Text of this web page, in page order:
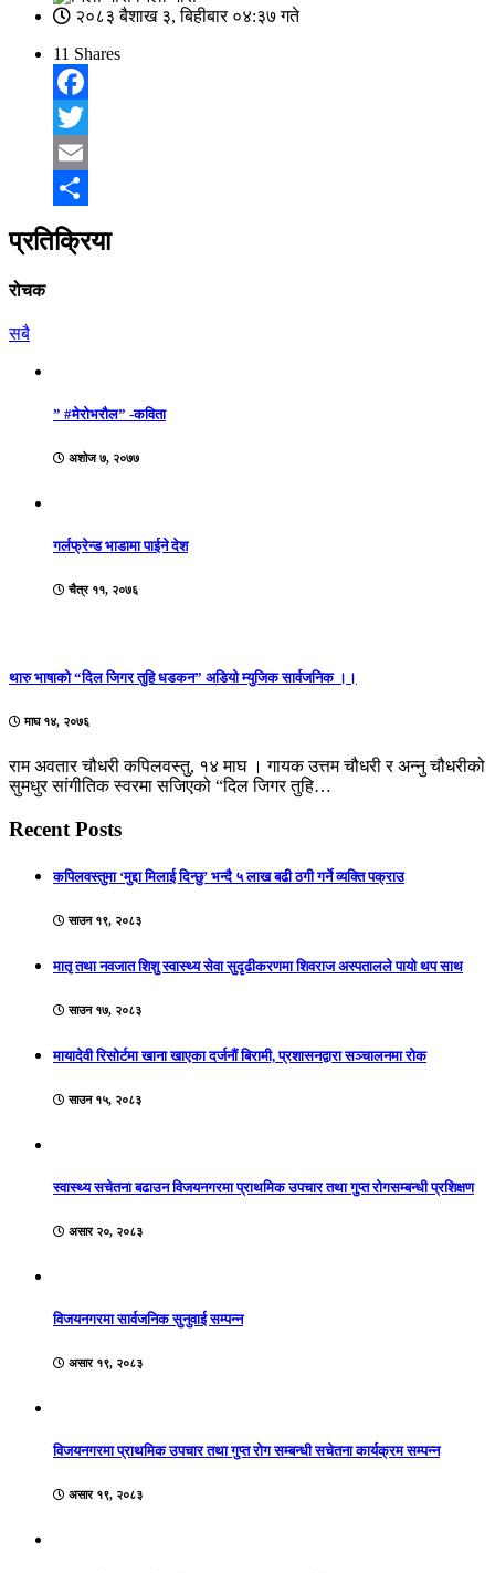
२०८३ बैशाख ३, बिहीबार ०४:३७ गते
11 Shares
Facebook
Twitter
Email
Share
प्रतिक्रिया
रोचक
सबै
” #मेरोभरौल” -कविता
अशोज ७, २०७७
गर्लफ्रेन्ड भाडामा पाईने देश
चैत्र ११, २०७६
थारु भाषाको “दिल जिगर तुहि धडकन” अडियो म्युजिक सार्वजनिक ।।
माघ १४, २०७६
राम अवतार चौधरी कपिलवस्तु, १४ माघ । गायक उत्तम चौधरी र अन्नु चौधरीको
सुमधुर सांगीतिक स्वरमा सजिएको “दिल जिगर तुहि…
Recent Posts
कपिलवस्तुमा ‘मुद्दा मिलाई दिन्छु’ भन्दै ५ लाख बढी ठगी गर्ने व्यक्ति पक्राउ
साउन १९, २०८३
मातृ तथा नवजात शिशु स्वास्थ्य सेवा सुदृढीकरणमा शिवराज अस्पतालले पायो थप साथ
साउन १७, २०८३
मायादेवी रिसोर्टमा खाना खाएका दर्जनौं बिरामी, प्रशासनद्वारा सञ्चालनमा रोक
साउन १५, २०८३
स्वास्थ्य सचेतना बढाउन विजयनगरमा प्राथमिक उपचार तथा गुप्त रोगसम्बन्धी प्रशिक्षण
असार २०, २०८३
विजयनगरमा सार्वजनिक सुनुवाई सम्पन्न
असार १९, २०८३
विजयनगरमा प्राथमिक उपचार तथा गुप्त रोग सम्बन्धी सचेतना कार्यक्रम सम्पन्न
असार १९, २०८३